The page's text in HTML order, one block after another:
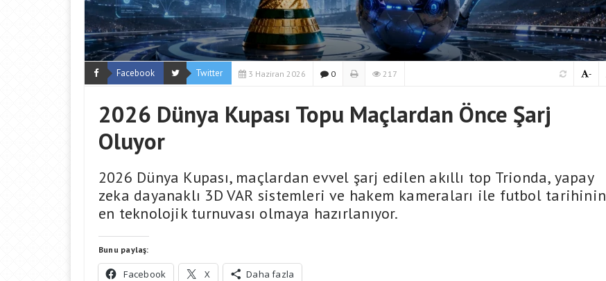
Facebook Twitter 3 Haziran 2026 0 217 -
2026 Dünya Kupası Topu Maçlardan Önce Şarj
Oluyor
2026 Dünya Kupası, maçlardan evvel şarj edilen akıllı top Trionda, yapay
zeka dayanaklı 3D VAR sistemleri ve hakem kameraları ile futbol tarihinin
en teknolojik turnuvası olmaya hazırlanıyor.
Bunu paylaş:
Facebook X Daha fazla